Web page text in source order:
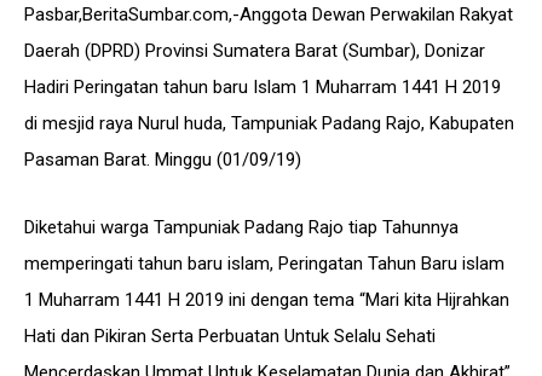
Pasbar,BeritaSumbar.com,-Anggota Dewan Perwakilan Rakyat
Daerah (DPRD) Provinsi Sumatera Barat (Sumbar), Donizar
Hadiri Peringatan tahun baru Islam 1 Muharram 1441 H 2019
di mesjid raya Nurul huda, Tampuniak Padang Rajo, Kabupaten
Pasaman Barat. Minggu (01/09/19)
Diketahui warga Tampuniak Padang Rajo tiap Tahunnya
memperingati tahun baru islam, Peringatan Tahun Baru islam
1 Muharram 1441 H 2019 ini dengan tema “Mari kita Hijrahkan
Hati dan Pikiran Serta Perbuatan Untuk Selalu Sehati